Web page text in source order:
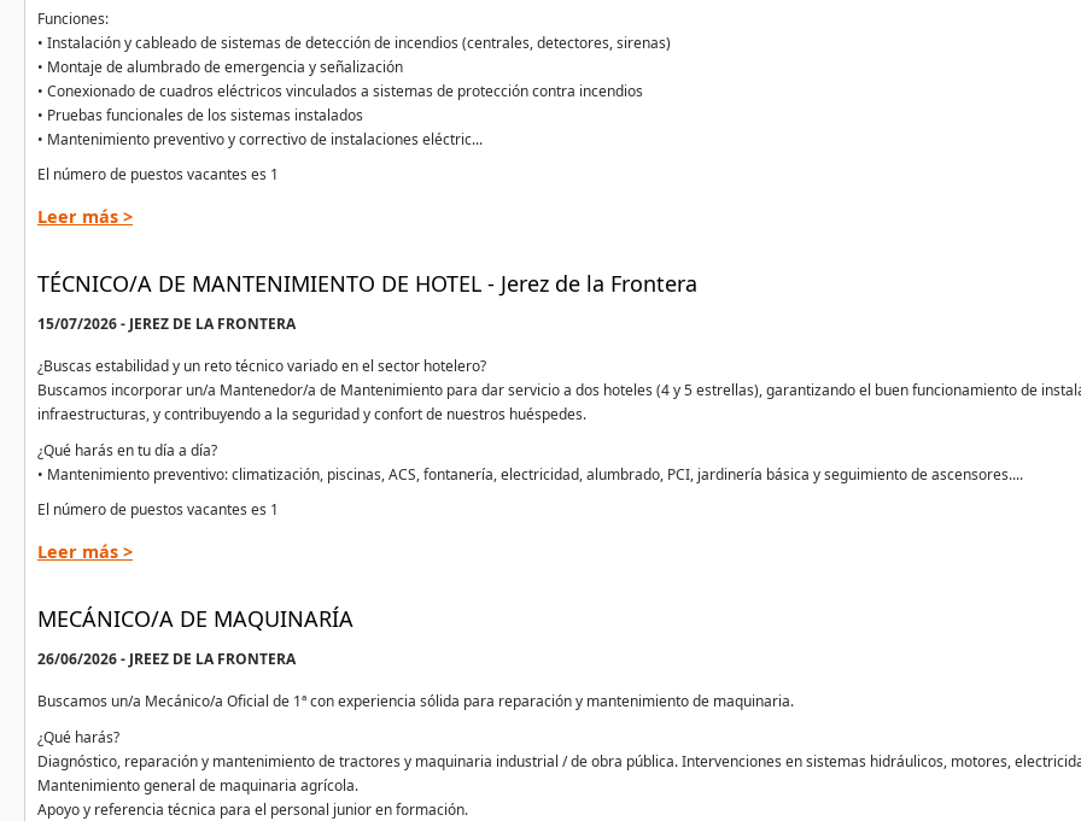
Funciones:
• Instalación y cableado de sistemas de detección de incendios (centrales, detectores, sirenas)
• Montaje de alumbrado de emergencia y señalización
• Conexionado de cuadros eléctricos vinculados a sistemas de protección contra incendios
• Pruebas funcionales de los sistemas instalados
• Mantenimiento preventivo y correctivo de instalaciones eléctric...
El número de puestos vacantes es 1
Leer más >
TÉCNICO/A DE MANTENIMIENTO DE HOTEL - Jerez de la Frontera
15/07/2026 - JEREZ DE LA FRONTERA
¿Buscas estabilidad y un reto técnico variado en el sector hotelero?
Buscamos incorporar un/a Mantenedor/a de Mantenimiento para dar servicio a dos hoteles (4 y 5 estrellas), garantizando el buen funcionamiento de
infraestructuras, y contribuyendo a la seguridad y confort de nuestros huéspedes.
¿Qué harás en tu día a día?
• Mantenimiento preventivo: climatización, piscinas, ACS, fontanería, electricidad, alumbrado, PCI, jardinería básica y seguimiento de ascensores....
El número de puestos vacantes es 1
Leer más >
MECÁNICO/A DE MAQUINARÍA
26/06/2026 - JREEZ DE LA FRONTERA
Buscamos un/a Mecánico/a Oficial de 1ª con experiencia sólida para reparación y mantenimiento de maquinaria.
¿Qué harás?
Diagnóstico, reparación y mantenimiento de tractores y maquinaria industrial / de obra pública. Intervenciones en sistemas hidráulicos, motores,
Mantenimiento general de maquinaria agrícola.
Apoyo y referencia técnica para el personal junior en formación.